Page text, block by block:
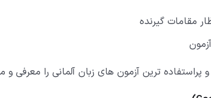
مقامات گیرنده
و پراستفاده ترین آزمون های زبان آلمانی را معرفی